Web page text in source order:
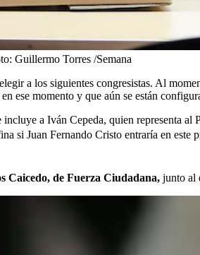
Guillermo Torres /Semana
a los siguientes congresistas. Al
ese momento y que aún se están
a Iván Cepeda, quien representa
si Juan Fernando Cristo entraría en este
Caicedo, de Fuerza Ciudadana, junto al